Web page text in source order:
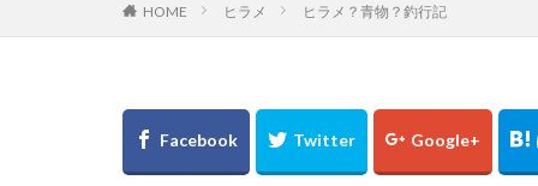
HOME ヒラメ ヒラメ？青物？釣行記
NIKON COOLPIX
タックル
ビ
ポイント
ホ